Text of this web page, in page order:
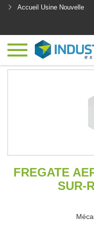
Accueil Usine Nouvelle
FREGATE
SUR-